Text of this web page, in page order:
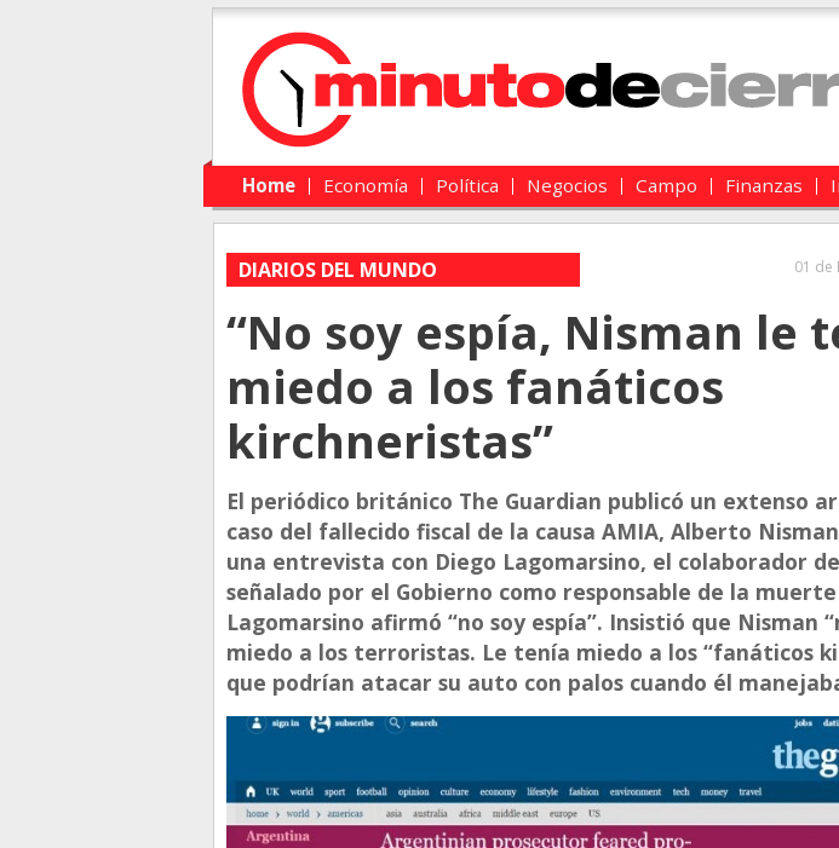
Main menu
Skip to primary content
Skip to secondary content
Home Economía Política Negocios Campo Finanzas
DIARIOS DEL MUNDO 01 de
“No soy espía, Nisman le
miedo a los fanáticos
kirchneristas”
El periódico británico The Guardian publicó un extenso
caso del fallecido fiscal de la causa AMIA, Alberto
una entrevista con Diego Lagomarsino, el colaborador
señalado por el Gobierno como responsable de la
Lagomarsino afirmó “no soy espía”. Insistió que Nisman
miedo a los terroristas. Le tenía miedo a los “fanáticos
que podrían atacar su auto con palos cuando él